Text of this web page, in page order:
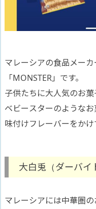
マレーシアの食品メーカ
「MONSTER」です。
子供たちに大人気のお菓
ベビースターのような
味付けフレーバーをかけ
大白兎（ダーバイ
マレーシアには中華圏